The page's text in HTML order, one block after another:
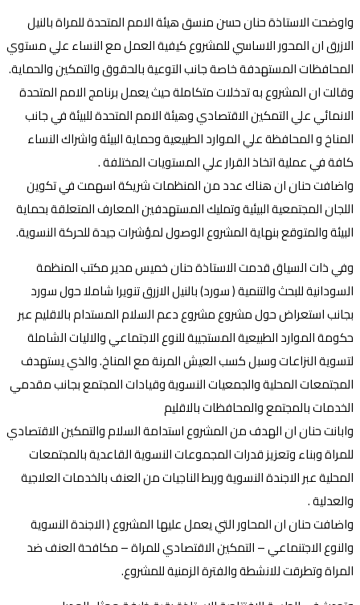
واوضحت الاستاذة حنان حسن منسق هيئة الامم المتحدة للمراة بالنيل
الازرق ان المحور الاساسي للمشروع كيفية العمل مع النساء علي مستوي
المحافظات المستهدفة خاصة جانب التوعية بالحقوق والتمكين والحماية.
وقالت ان المشروع به تدخلات متكاملة حيث يعمل برنامج الامم المتحدة
الانمائي علي التمكين الاقتصادي وهيئة الامم المتحدة للبيئة في جانب
المناخ و المحافظة علي الموارد الطبيعية وحماية البيئة واشراك النساء
كافة في عملية اتخاذ القرار علي المستويات المختلفة .
واضافت حنان ان هناك عدد من المنظمات شريكة اسهمت في تكوين
اللجان المجتمعية البيئية وتمليك المستهدفين المعارف المتعلقة بحماية
البيئة والمتوقع بنهاية المشروع الوصول لمؤشرات جيدة للحركة النسوية.
وفي ذات السياق قدمت الاستاذة حنان خميس مدير مكتب المنظمة
السودانية للبحث والتنمية ( سورد) بالنيل الازرق تنويرا شاملا حول سورد
بجانب استعراض حول مشروع مشروع دعم السلام المستدام بالاقليم عبر
حكومة الموارد الطبيعية المستجيبة للنوع الاجتماعي والاليات الشاملة
لتسوية النزاعات وسبل كسب العيش المرنة مع المناخ. والذي يستهدف
المجتمعات المحلية والجمعيات النسوية وقيادات المجتمع بجانب مقدمي
الخدمات بالمجتمع والمحافظات بالاقليم
وابانت حنان ان الهدف من المشروع استدامة السلام والتمكين الاقتصادي
للمراة وبناء وتعزيز قدرات المجموعات النسوية القاعدية بالمجتمعات
المحلية عبر الاجندة النسوية وربط الناجيات من العنف بالخدمات العلاجية
والعدلية .
واضافت حنان ان المحاور التي يعمل عليها المشروع ( الاجندة النسوية
والنوع الاجتنماعي – التمكين الاقتصادي للمراة – مكافحة العنف ضد
المراة وتطرقت للانشطة والفترة الزمنية للمشروع.